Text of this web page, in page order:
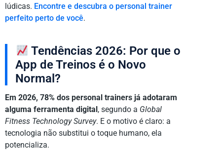
lúdicas. Encontre e descubra o personal trainer
perfeito perto de você.
Tendências 2026: Por que o
App de Treinos é o Novo
Normal?
Em 2026, 78% dos personal trainers já adotaram
alguma ferramenta digital, segundo a Global
Fitness Technology Survey. E o motivo é claro: a
tecnologia não substitui o toque humano, ela
potencializa.